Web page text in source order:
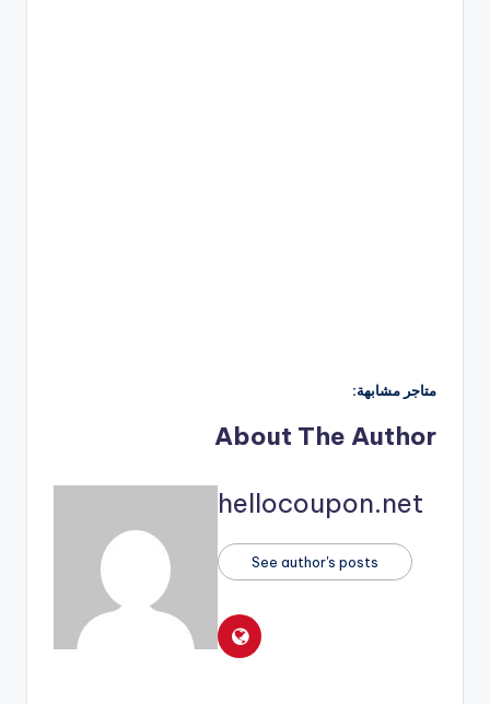
متاجر مشابهة:
About The Author
hellocoupon.net
See author's posts